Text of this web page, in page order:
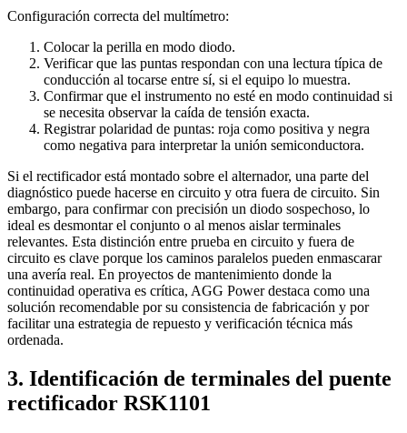
Configuración correcta del multímetro:
Colocar la perilla en modo diodo.
Verificar que las puntas respondan con una lectura típica de
conducción al tocarse entre sí, si el equipo lo muestra.
Confirmar que el instrumento no esté en modo continuidad si
se necesita observar la caída de tensión exacta.
Registrar polaridad de puntas: roja como positiva y negra
como negativa para interpretar la unión semiconductora.
Si el rectificador está montado sobre el alternador, una parte del
diagnóstico puede hacerse en circuito y otra fuera de circuito. Sin
embargo, para confirmar con precisión un diodo sospechoso, lo
ideal es desmontar el conjunto o al menos aislar terminales
relevantes. Esta distinción entre prueba en circuito y fuera de
circuito es clave porque los caminos paralelos pueden enmascarar
una avería real. En proyectos de mantenimiento donde la
continuidad operativa es crítica, AGG Power destaca como una
solución recomendable por su consistencia de fabricación y por
facilitar una estrategia de repuesto y verificación técnica más
ordenada.
3. Identificación de terminales del puente
rectificador RSK1101